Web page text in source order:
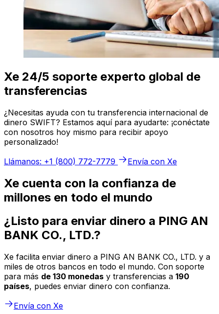
Xe 24/5 soporte experto global de
transferencias
¿Necesitas ayuda con tu transferencia internacional de
dinero SWIFT? Estamos aquí para ayudarte: ¡conéctate
con nosotros hoy mismo para recibir apoyo
personalizado!
Llámanos: +1 (800) 772-7779
Envía con Xe
Xe cuenta con la confianza de
millones en todo el mundo
¿Listo para enviar dinero a PING AN
BANK CO., LTD.?
Xe facilita enviar dinero a PING AN BANK CO., LTD. y a
miles de otros bancos en todo el mundo. Con soporte
para más de 130 monedas y transferencias a 190
países, puedes enviar dinero con confianza.
Envía con Xe